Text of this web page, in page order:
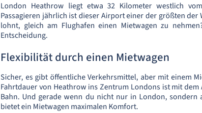
London Heathrow liegt etwa 32 Kilometer westlich
Passagieren jährlich ist dieser Airport einer der größten
lohnt, gleich am Flughafen einen Mietwagen zu
Entscheidung.
Flexibilität durch einen Mietwagen
Sicher, es gibt öffentliche Verkehrsmittel, aber mit einem
Fahrtdauer von Heathrow ins Zentrum Londons ist mit
Bahn. Und gerade wenn du nicht nur in London,
bietet ein Mietwagen maximalen Komfort.